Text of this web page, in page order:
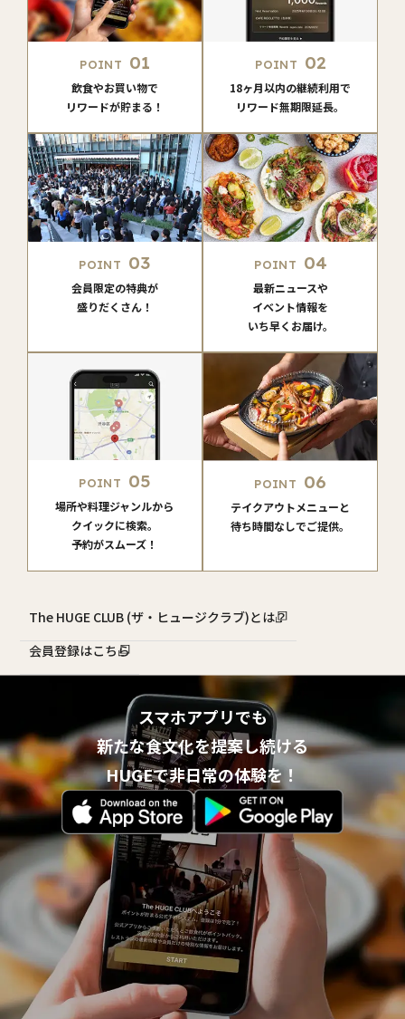
POINT 01
飲食やお買い物で
リワードが貯まる！
POINT 02
18ヶ月以内の継続利用で
リワード無期限延長。
POINT 03
会員限定の特典が
盛りだくさん！
POINT 04
最新ニュースや
イベント情報を
いち早くお届け。
POINT 05
場所や料理ジャンルから
クイックに検索。
予約がスムーズ！
POINT 06
テイクアウトメニューと
待ち時間なしでご提供。
The HUGE CLUB (ザ・ヒュージクラブ)とは？
会員登録はこちら
スマホアプリでも
新たな食文化を提案し続ける
HUGEで非日常の体験を！